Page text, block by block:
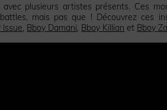
plusieurs artistes présents. Ces
mais pas que ! Découvrez ces
Issue, Bboy Damani, Bboy Killian et Bboy